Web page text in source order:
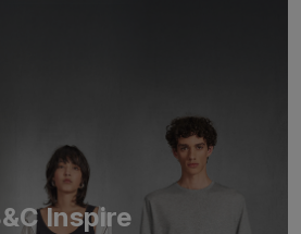
Inspire